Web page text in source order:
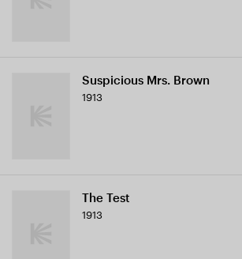
Suspicious Mrs. Brown
1913
The Test
1913